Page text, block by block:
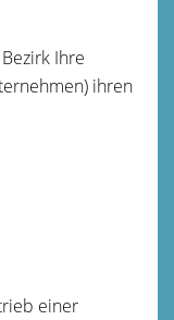
Ihre
ihren
einer